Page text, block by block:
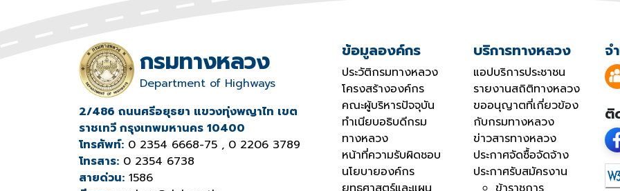
กรมทางหลวง
Department of Highways
2/486 ถนนศรีอยุธยา แขวงทุ่งพญาไท เขต
ราชเทวี กรุงเทพมหานคร 10400
โทรศัพท์: 0 2354 6668-75 , 0 2206 3789
โทรสาร: 0 2354 6738
สายด่วน: 1586
ข้อมูลองค์กร
ประวัติกรมทางหลวง
โครงสร้างองค์กร
คณะผู้บริหารปัจจุบัน
ทำเนียบอธิบดีกรม
ทางหลวง
หน้าที่ความรับผิดชอบ
นโยบายองค์กร
บริการทางหลวง
แอปบริการประชาชน
รายงานสถิติทางหลวง
ขออนุญาตที่เกี่ยวข้อง
กับกรมทางหลวง
ข่าวสารทางหลวง
ประกาศจัดซื้อจัดจ้าง
ประกาศรับสมัครงาน
จ
ติ